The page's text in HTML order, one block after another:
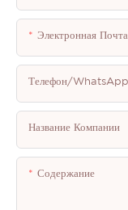
Электронная Почта
Телефон/WhatsApp
Название Компании
Содержание